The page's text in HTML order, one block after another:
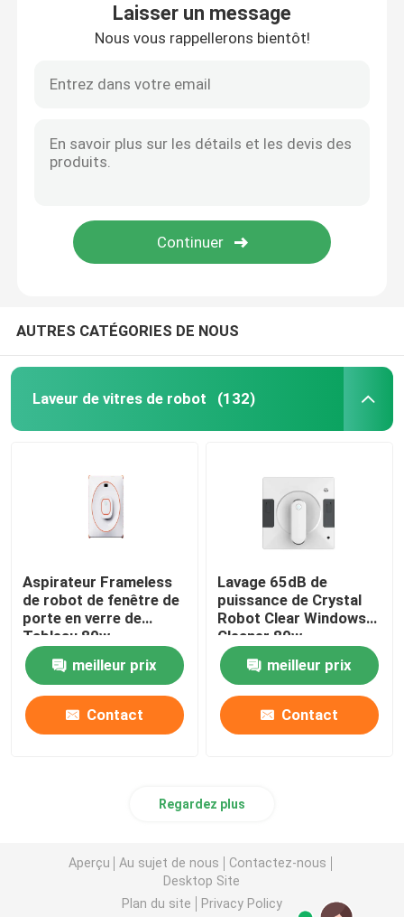
Laisser un message
Nous vous rappellerons bientôt!
AUTRES CATÉGORIES DE NOUS
Laveur de vitres de robot (132)
Aspirateur Frameless
de robot de fenêtre de
porte en verre de
Tableau 80w
meilleur prix
Contact
Lavage 65dB de
puissance de Crystal
Robot Clear Windows
Cleaner 80w
meilleur prix
Contact
Regardez plus
Aperçu Au sujet de nous
Contactez-nous
Desktop Site
Plan du site
Privacy Policy